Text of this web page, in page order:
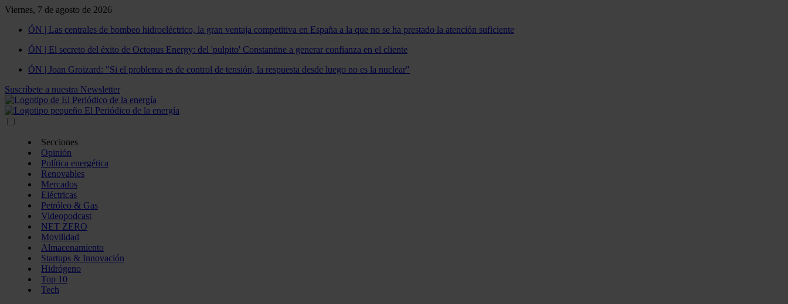
Viernes, 7 de agosto de 2026
ÓN | Las centrales de bombeo hidroeléctrico, la gran ventaja competitiva en España a la que no se ha prestado la atención suficiente
ÓN | El secreto del éxito de Octopus Energy: del 'pulpito' Constantine a generar confianza en el cliente
ÓN | Joan Groizard: "Si el problema es de control de tensión, la respuesta desde luego no es la nuclear"
Suscríbete a nuestra Newsletter
Secciones
Opinión
Política energética
Renovables
Mercados
Eléctricas
Petróleo & Gas
Videopodcast
NET ZERO
Movilidad
Almacenamiento
Startups & Innovación
Hidrógeno
Top 10
Tech